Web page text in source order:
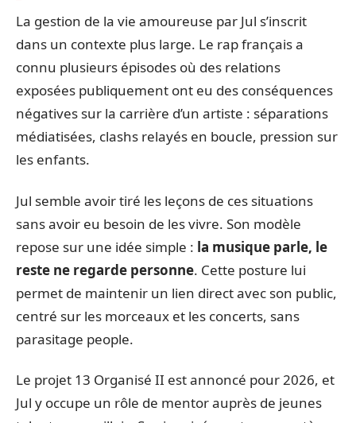
La gestion de la vie amoureuse par Jul s’inscrit
dans un contexte plus large. Le rap français a
connu plusieurs épisodes où des relations
exposées publiquement ont eu des conséquences
négatives sur la carrière d’un artiste : séparations
médiatisées, clashs relayés en boucle, pression sur
les enfants.
Jul semble avoir tiré les leçons de ces situations
sans avoir eu besoin de les vivre. Son modèle
repose sur une idée simple : la musique parle, le
reste ne regarde personne. Cette posture lui
permet de maintenir un lien direct avec son public,
centré sur les morceaux et les concerts, sans
parasitage people.
Le projet 13 Organisé II est annoncé pour 2026, et
Jul y occupe un rôle de mentor auprès de jeunes